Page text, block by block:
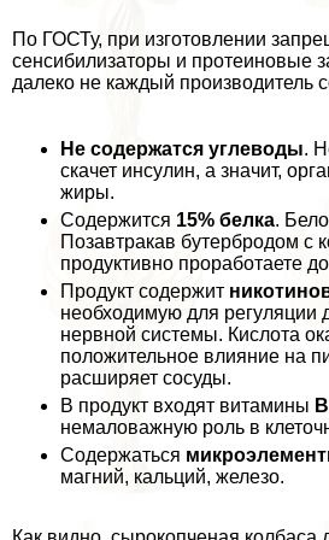
По ГОСТу, при изготовлении
сенсибилизаторы и протеиновые
далеко не каждый производитель
Не содержатся углеводы.
скачет инсулин, а значит,
жиры.
Содержится 15% белка.
Позавтpaкав бутербродом с
продуктивно проработаете
Продукт содержит
необходимую для регуляции
нервной системы. Кислота
положительное влияние на
расширяет сосуды.
В продукт входят витамины
немаловажную роль в
Содержаться
магний, кальций, железо.